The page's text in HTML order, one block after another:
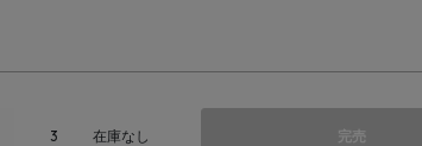
3 在庫なし 完売